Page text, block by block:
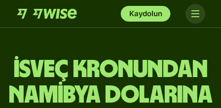
Kaydolun
İsveç kronundan
Namibya dolarına